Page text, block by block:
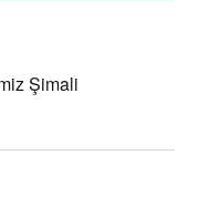
Şimali